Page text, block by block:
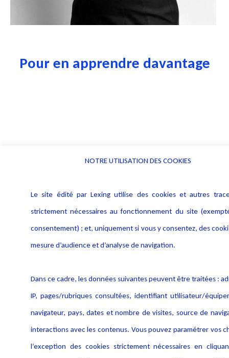
Pour en apprendre davantage
À l'aube d'une ère où l'intelligence artificielle (IA) est en passe de
devenir un compagnon quotidien...
Lire plus
NOTRE UTILISATION DES COOKIES
Le site édité par Lexing utilise des cookies et autres
strictement nécessaires au fonctionnement du site
consentement) ; et, uniquement si vous y consentez, des
mesure d’audience et d’analyse de navigation.
Dans ce cadre, les données suivantes peuvent être traitées :
IP, pages/rubriques consultées, identifiant utilisateur/
navigateur, pays, dates et nombre de visites, source de
interactions avec les contenus. Vous pouvez paramétrer vos
l’exception des cookies strictement nécessaires en